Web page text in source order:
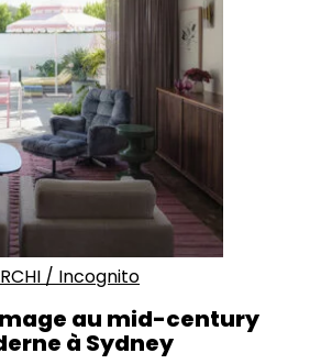
/ Incognito
au mid-century
à Sydney